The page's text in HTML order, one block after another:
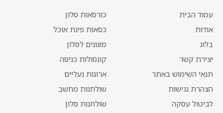
עמוד הבית
אודות
בלוג
יצירת קשר
תנאי השימוש באתר
הצהרת נגישות
לביטול עסקה
כורסאות סלון
כסאות פינת אוכל
מזנונים לסלון
קונסולות כניסה
ארונות נעליים
שולחנות מחשב
שולחנות סלון